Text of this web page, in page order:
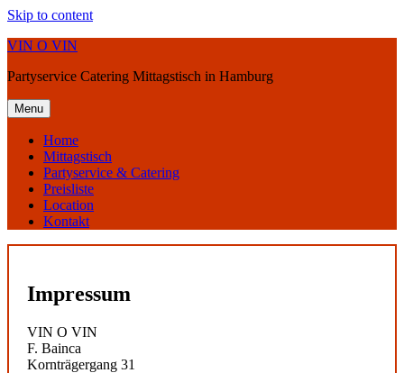
Skip to content
VIN O VIN
Partyservice Catering Mittagstisch in Hamburg
Menu
Home
Mittagstisch
Partyservice & Catering
Preisliste
Location
Kontakt
Impressum
VIN O VIN
F. Bainca
Kornträgergang 31